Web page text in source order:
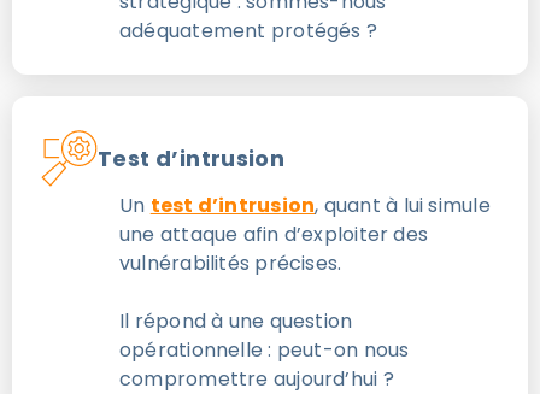
adéquatement protégés ?
Test d’intrusion
Un test d’intrusion, quant à lui simule
une attaque afin d’exploiter des
vulnérabilités précises.
Il répond à une question
opérationnelle : peut-on nous
compromettre aujourd’hui ?